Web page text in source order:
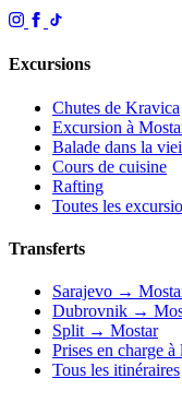
Excursions
Chutes de Kravica
Excursion à
Balade dans la
Cours de cuisine
Rafting
Toutes les
Transferts
Sarajevo →
Dubrovnik →
Split → Mostar
Prises en charge à
Tous les itinéraires